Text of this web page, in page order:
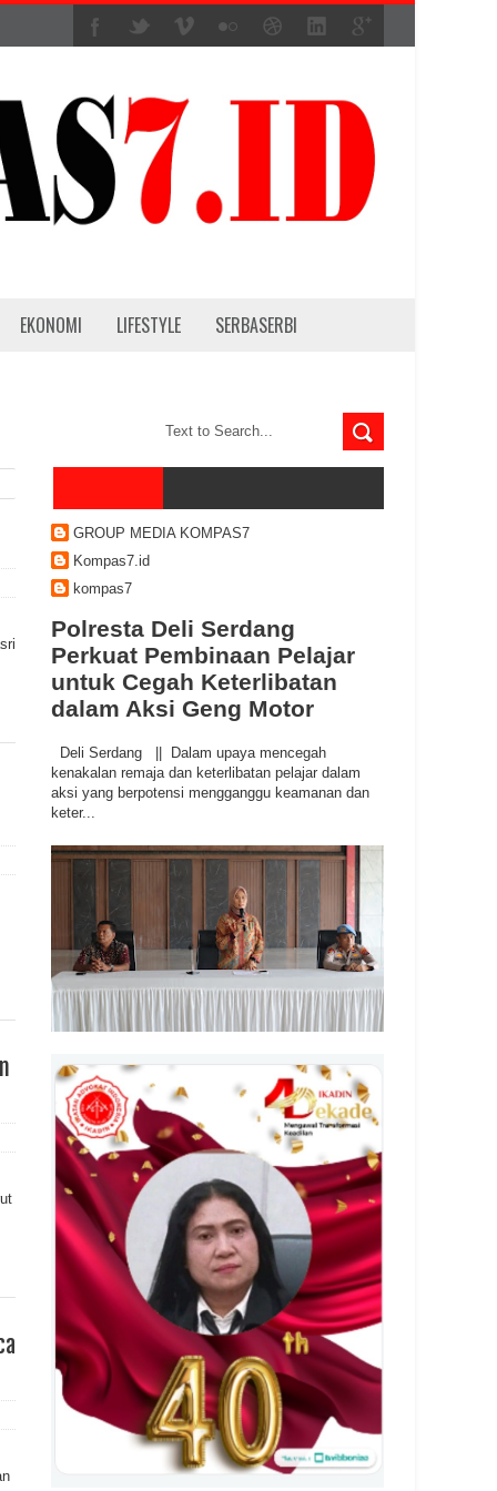
EKONOMI LIFESTYLE SERBASERBI
GROUP MEDIA KOMPAS7
Kompas7.id
kompas7
Polresta Deli Serdang
Perkuat Pembinaan Pelajar
untuk Cegah Keterlibatan
dalam Aksi Geng Motor
Deli Serdang || Dalam upaya mencegah
kenakalan remaja dan keterlibatan pelajar dalam
aksi yang berpotensi mengganggu keamanan dan
keter...